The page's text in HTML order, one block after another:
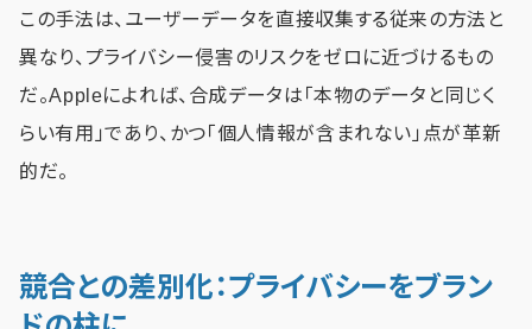
この手法は、ユーザーデータを直接収集する従来の方法と
異なり、プライバシー侵害のリスクをゼロに近づけるもの
だ。Appleによれば、合成データは「本物のデータと同じく
らい有用」であり、かつ「個人情報が含まれない」点が革新
的だ。
競合との差別化：プライバシーをブラン